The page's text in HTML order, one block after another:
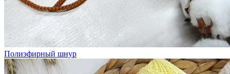
Полиэфирный шнур